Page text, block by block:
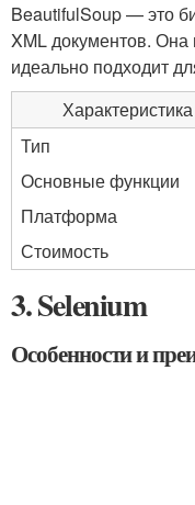
BeautifulSoup — это
XML документов. Она
идеально подходит
Характеристика
Тип
Основные функции
Платформа
Стоимость
3. Selenium
Особенности и